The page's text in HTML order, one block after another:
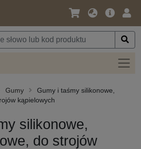
Język
Waluta
Oferta
Gumy
Gumy i taśmy silikonowe,
kąpielowych
silikonowe,
do strojów